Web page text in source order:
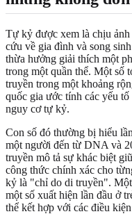
Tự kỷ được xem là chịu
cứu về gia đình và song
thừa hưởng giải thích một
trong một quần thể. Một số
truyền trong một khoảng
quốc gia ước tính các yếu
nguy cơ tự kỷ.
Con số đó thường bị hiểu
một người đến từ DNA và
truyền mô tả sự khác biệt
công thức chính xác cho
kỷ là "chỉ do di truyền".
một số xuất hiện lần đầu ở
thể kết hợp với các điều